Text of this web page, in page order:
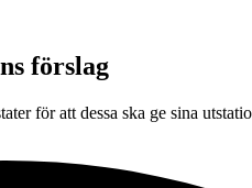
förslag
för att dessa ska ge sina